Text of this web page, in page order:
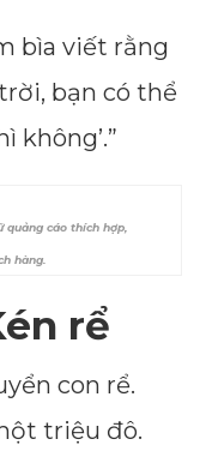
bìa viết rằng
bạn có thể
không’.”
quảng cáo thích hợp,
hàng.
rể
con rể.
triệu đô.